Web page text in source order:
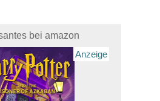
bei amazon
Anzeige